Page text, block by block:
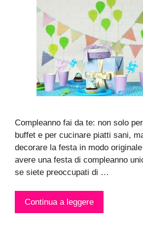
Compleanno fai da te: non solo
buffet e per cucinare piatti sani,
decorare la festa in modo
avere una festa di compleanno
se siete preoccupati di …
Continua a leggere